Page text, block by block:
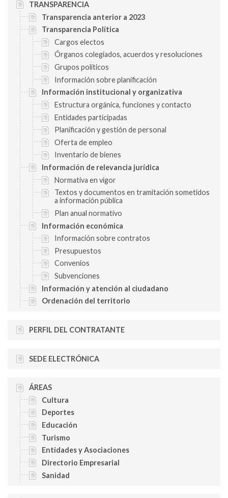
TRANSPARENCIA
Transparencia anterior a 2023
Transparencia Política
Cargos electos
Órganos colegiados, acuerdos y resoluciones
Grupos políticos
Información sobre planificación
Información institucional y organizativa
Estructura orgánica, funciones y contacto
Entidades participadas
Planificación y gestión de personal
Oferta de empleo
Inventario de bienes
Información de relevancia jurídica
Normativa en vigor
Textos y documentos en tramitación sometidos
a información pública
Plan anual normativo
Información económica
Información sobre contratos
Presupuestos
Convenios
Subvenciones
Información y atención al ciudadano
Ordenación del territorio
PERFIL DEL CONTRATANTE
SEDE ELECTRÓNICA
ÁREAS
Cultura
Deportes
Educación
Turismo
Entidades y Asociaciones
Directorio Empresarial
Sanidad